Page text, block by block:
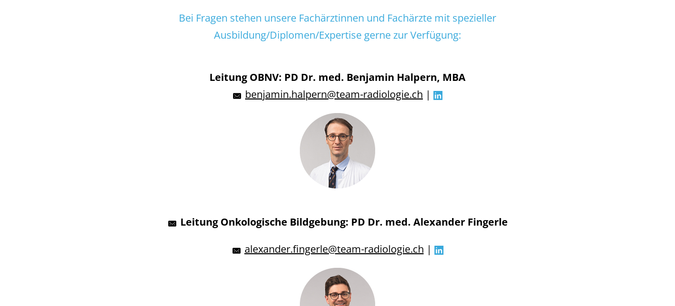
Bei Fragen stehen unsere Fachärztinnen und Fachärzte mit spezieller
Ausbildung/Diplomen/Expertise gerne zur Verfügung:
Leitung OBNV: PD Dr. med. Benjamin Halpern, MBA
benjamin.halpern@team-radiologie.ch |
Leitung Onkologische Bildgebung: PD Dr. med. Alexander Fingerle
alexander.fingerle@team-radiologie.ch |